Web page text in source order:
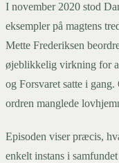
I november 2020 stod
eksempler på magtens
Mette Frederiksen
øjeblikkelig virkning for
og Forsvaret satte i gang.
ordren manglede
Episoden viser præcis,
enkelt instans i